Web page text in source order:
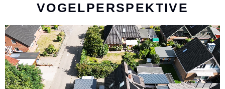
VOGELPERSPEKTIVE